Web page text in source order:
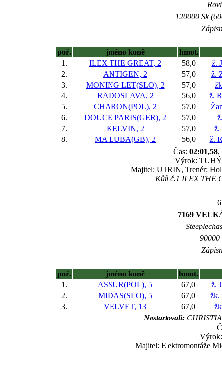
120000 Sk
poř. jméno koně
hmot.
1.
ILEX THE GREAT, 2 58,0
ž.
2.
ANTIGEN, 2 57,0
ž.
3.
MONING LET(SLO), 2 57,0
4.
RADOSLAVA, 2 56,0
ž.
5.
CHARON(POL), 2 57,0
6.
DOUCE PARIS(GER), 2 57,0
7.
KELVIN, 2 57,0
ž.
8.
MA LUBA(GB), 2 56,0
ž.
Čas: 02:01,58,
Výrok: TUHÝ
Majitel: UTRIN, Trenér:
Kůň č.1 ILEX THE
7169
90000
poř. jméno koně
hmot.
1.
ASSUR(POL), 5 67,0
ž.
2.
MIDAS(SLO), 5 67,0
žk.
3.
VELVET, 13 67,0
Nestartovali:
Majitel: Elektromontáže